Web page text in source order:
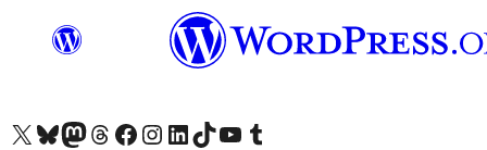
Acessar nossa conta do X (antigo Twitter)
Acessar nossa conta do Bluesky
Acessar nossa conta do Mastodon
Acessar nossa conta do Threads
Acessar nossa página do Facebook
Acessar nossa conta do Instagram
Acessar nossa conta do LinkedIn
Acessar nossa conta do TikTok
Acessar nosso canal do YouTube
Acessar nossa conta no Tumblr